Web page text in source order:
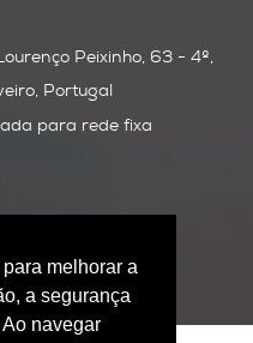
melhorar a
a segurança
navegar
Peixinho, 63 - 4º,
Portugal
para rede fixa